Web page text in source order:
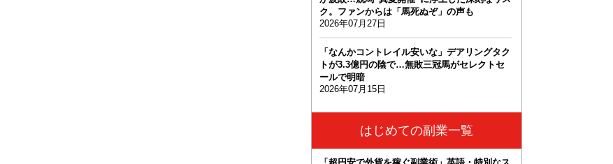
ク。ファンからは「馬死ぬぞ」の声も
2026年07月27日
「なんかコントレイル安いな」デアリングタク
トが3.3億円の陰で…無敗三冠馬がセレクトセ
ールで明暗
2026年07月15日
はじめての副業一覧